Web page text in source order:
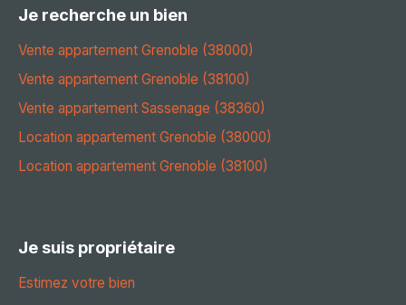
Je recherche un bien
Vente appartement Grenoble (38000)
Vente appartement Grenoble (38100)
Vente appartement Sassenage (38360)
Location appartement Grenoble (38000)
Location appartement Grenoble (38100)
Je suis propriétaire
Estimez votre bien